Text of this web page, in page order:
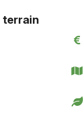
terrain